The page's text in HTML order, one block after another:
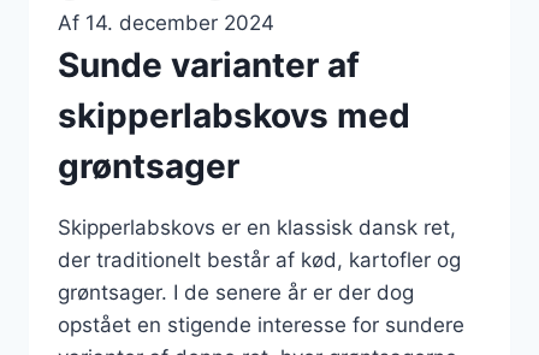
Af 14. december 2024
Sunde varianter af
skipperlabskovs med
grøntsager
Skipperlabskovs er en klassisk dansk ret,
der traditionelt består af kød, kartofler og
grøntsager. I de senere år er der dog
opstået en stigende interesse for sundere